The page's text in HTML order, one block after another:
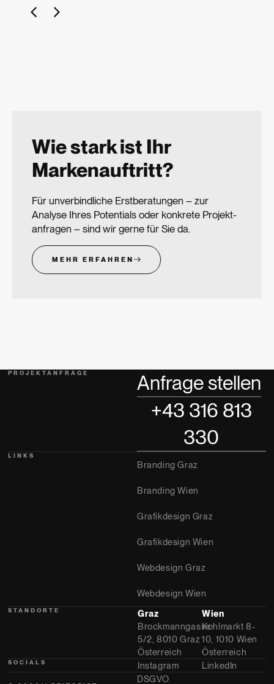
Wie stark ist Ihr
Markenauftritt?
Für unverbindliche Erstberatungen – zur
Analyse Ihres Potentials oder konkrete Projekt­
anfragen – sind wir gerne für Sie da.
MEHR ERFAHREN
PROJEKTANFRAGE
Anfrage stellen
+43 316 813
330
LINKS
Branding Graz
Branding Wien
Grafikdesign Graz
Grafikdesign Wien
Webdesign Graz
Webdesign Wien
STANDORTE
Graz
Brockmanngasse
5/2, 8010 Graz
Österreich
Wien
Kohlmarkt 8-
10, 1010 Wien
Österreich
SOCIALS Instagram LinkedIn
DSGVO